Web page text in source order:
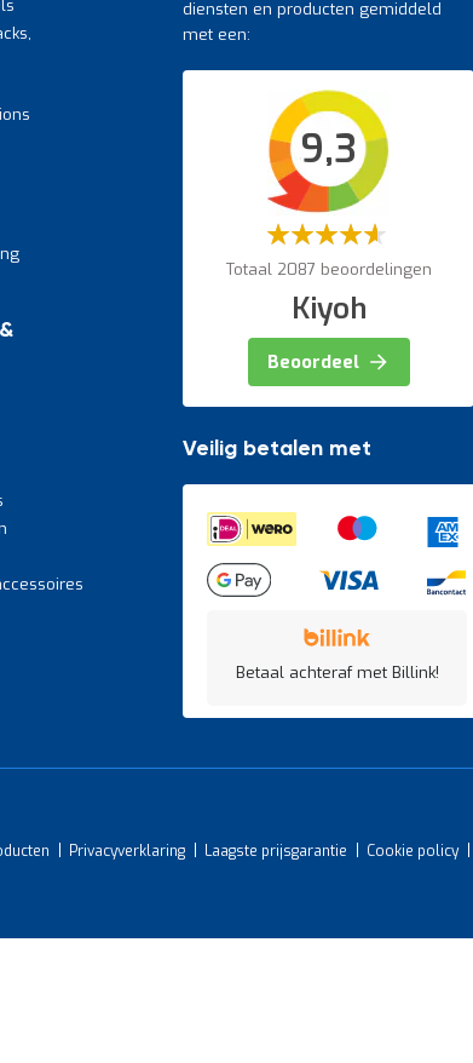
diensten en producten gemiddeld
met een:
9,3
Waardering:
Totaal 2087 beoordelingen
Kiyoh
Beoordeel
Veilig betalen met
Betaal achteraf met Billink!
Privacyverklaring Laagste prijsgarantie
Cookie policy